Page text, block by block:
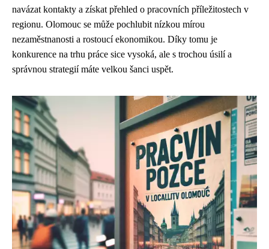
navázat kontakty a získat přehled o pracovních příležitostech v
regionu. Olomouc se může pochlubit nízkou mírou
nezaměstnanosti a rostoucí ekonomikou. Díky tomu je
konkurence na trhu práce sice vysoká, ale s trochou úsilí a
správnou strategií máte velkou šanci uspět.